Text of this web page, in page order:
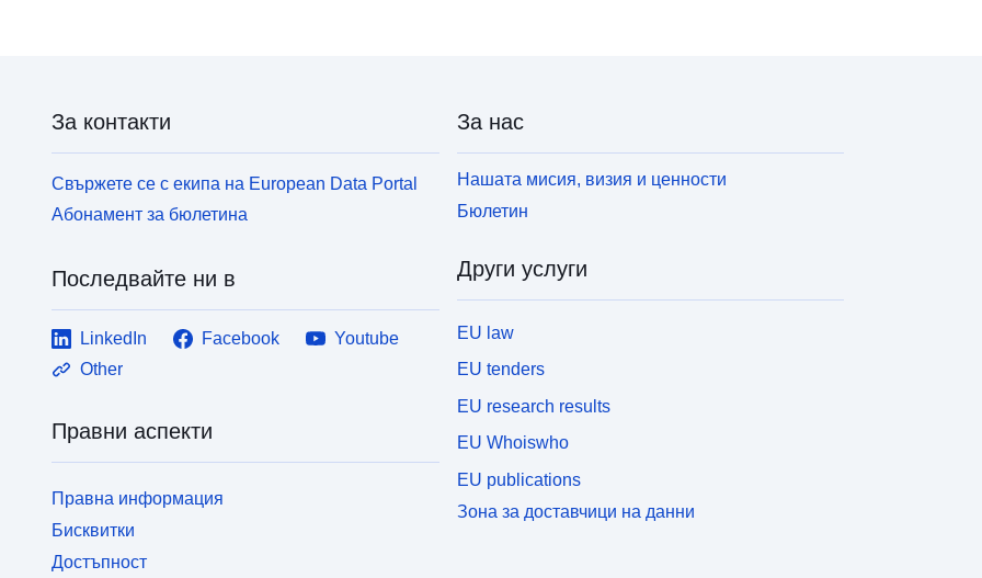
За контакти
Свържете се с екипа на European Data Portal
Абонамент за бюлетина
Последвайте ни в
LinkedIn Facebook
Youtube
Other
Правни аспекти
Правна информация
Бисквитки
Достъпност
За нас
Нашата мисия, визия и ценности
Бюлетин
Други услуги
EU law
EU tenders
EU research results
EU Whoiswho
EU publications
Зона за доставчици на данни